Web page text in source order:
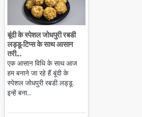
बूंदी के स्पेशल जोधपुरी रबडी
लड्डू-टिप्स के साथ आसान
तरी...
एक आसान विधि के साथ आज
हम बनाने जा रहे हैं बूंदी के
स्पेशल जोधपुरी रबडी लड्डू.
इन्हें बना...